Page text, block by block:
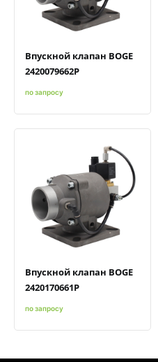
Впускной клапан BOGE
2420079662P
по запросу
Быстрый просмотрДобавить к сравнению
Добавить в избранное
Впускной клапан BOGE
2420170661P
по запросу